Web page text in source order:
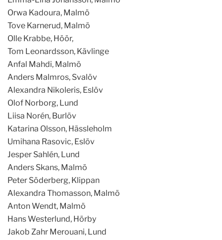
Orwa Kadoura, Malmö
Tove Karnerud, Malmö
Olle Krabbe, Höör,
Tom Leonardsson, Kävlinge
Anfal Mahdi, Malmö
Anders Malmros, Svalöv
Alexandra Nikoleris, Eslöv
Olof Norborg, Lund
Liisa Norén, Burlöv
Katarina Olsson, Hässleholm
Umihana Rasovic, Eslöv
Jesper Sahlén, Lund
Anders Skans, Malmö
Peter Söderberg, Klippan
Alexandra Thomasson, Malmö
Anton Wendt, Malmö
Hans Westerlund, Hörby
Jakob Zahr Merouani, Lund